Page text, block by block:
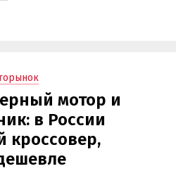
мотор и
в России
кроссовер,